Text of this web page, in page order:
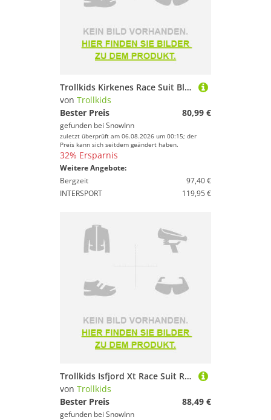
Trollkids Kirkenes Race Suit Blau 104 cm Kinder
von Trollkids
Bester Preis
80,99 €
gefunden bei SnowInn
zuletzt überprüft am 06.08.2026 um 00:15; der
Preis kann sich seitdem geändert haben.
32% Ersparnis
Weitere Angebote:
Bergzeit
97,40 €
INTERSPORT
119,95 €
Trollkids Isfjord Xt Race Suit Rosa 134 cm Kinder
von Trollkids
Bester Preis
88,49 €
gefunden bei SnowInn